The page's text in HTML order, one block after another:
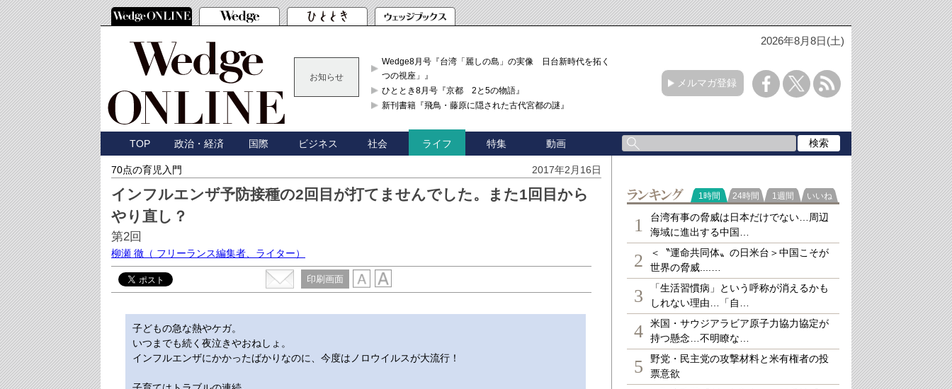
2026年8月8日(土)
お知らせ
Wedge8月号『台湾「麗しの島」の実像 日台新時代を拓く「3
つの視座」』
ひととき8月号『京都 2と5の物語』
新刊書籍『飛鳥・藤原に隠された古代宮都の謎』
メルマガ登録
TOP 政治・経済 国際 ビジネス 社会 ライフ 特集 動画
70点の育児入門 2017年2月16日
インフルエンザ予防接種の2回目が打てませんでした。また1回目から
やり直し？
第2回
柳瀬 徹 （ フリーランス編集者、ライター）
印刷画面
子どもの急な熱やケガ。
いつまでも続く夜泣きやおねしょ。
インフルエンザにかかったばかりなのに、今度はノロウイルスが大流行！
ランキング
1時間 24時間 1週間 いいね
1
台湾有事の脅威は日本だけでない…周辺
海域に進出する中国…
2
＜〝運命共同体〟の日米台＞中国こそが
世界の脅威....…
3
「生活習慣病」という呼称が消えるかも
しれない理由…「自…
4
米国・サウジアラビア原子力協力協定が
持つ懸念…不明瞭な…
5
野党・民主党の攻撃材料と米有権者の投
票意欲